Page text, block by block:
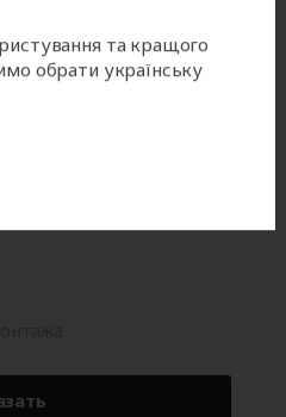
та кращого
обрати українську